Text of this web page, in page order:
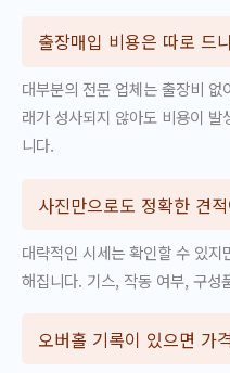
출장매입 비용은 따로 드
대부분의 전문 업체는 출장비
래가 성사되지 않아도 비용이
니다.
사진만으로도 정확한 견
대략적인 시세는 확인할 수 있
해집니다. 기스, 작동 여부, 구성
오버홀 기록이 있으면 가